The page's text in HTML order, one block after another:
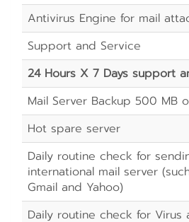
Antivirus Engine for mail
Support and Service
24 Hours X 7 Days support
Mail Server Backup 500 MB
Hot spare server
Daily routine check for
international mail server
Gmail and Yahoo)
Daily routine check for Virus